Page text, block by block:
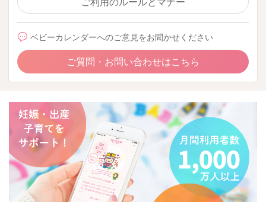
ベビーカレンダーへのご意見をお聞かせください
ご質問・お問い合わせはこちら